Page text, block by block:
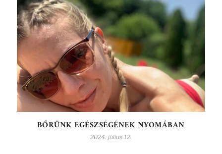
BŐRÜNK EGÉSZSÉGÉNEK NYOMÁBAN
2024. július 12.